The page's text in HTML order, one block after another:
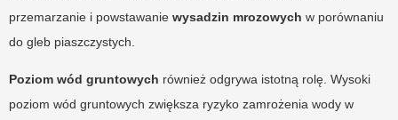
przemarzanie i powstawanie wysadzin mrozowych w porównaniu
do gleb piaszczystych.
Poziom wód gruntowych również odgrywa istotną rolę. Wysoki
poziom wód gruntowych zwiększa ryzyko zamrożenia wody w